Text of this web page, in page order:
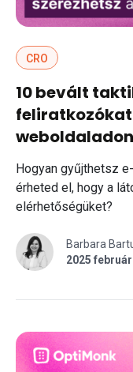
CRO
10 bevált
feliratkozókat
weboldaladon
Hogyan gyűjthetsz
érheted el, hogy a
elérhetőségüket?
Barbara
2025 február